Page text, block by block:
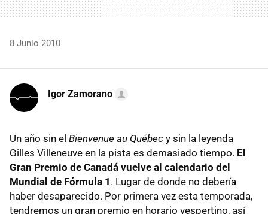
8 Junio 2010
Igor Zamorano
Un año sin el Bienvenue au Québec y sin la leyenda
Gilles Villeneuve en la pista es demasiado tiempo. El
Gran Premio de Canadá vuelve al calendario del
Mundial de Fórmula 1 . Lugar de donde no debería
haber desaparecido. Por primera vez esta temporada,
tendremos un gran premio en horario vespertino, así